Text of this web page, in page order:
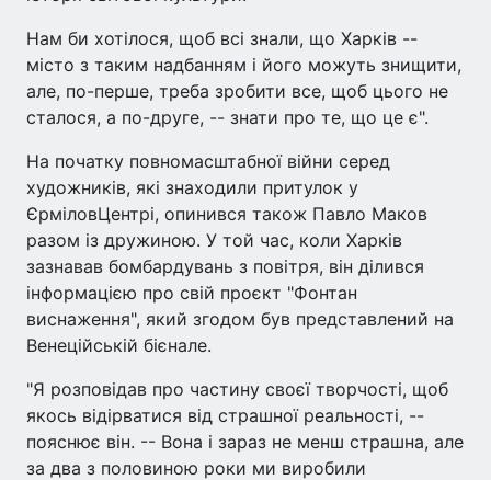
Нам би хотілося, щоб всі знали, що Харків --
місто з таким надбанням і його можуть знищити,
але, по-перше, треба зробити все, щоб цього не
сталося, а по-друге, -- знати про те, що це є".
На початку повномасштабної війни серед
художників, які знаходили притулок у
ЄрміловЦентрі, опинився також Павло Маков
разом із дружиною. У той час, коли Харків
зазнавав бомбардувань з повітря, він ділився
інформацією про свій проєкт "Фонтан
виснаження", який згодом був представлений на
Венеційській бієнале.
"Я розповідав про частину своєї творчості, щоб
якось відірватися від страшної реальності, --
пояснює він. -- Вона і зараз не менш страшна, але
за два з половиною роки ми виробили